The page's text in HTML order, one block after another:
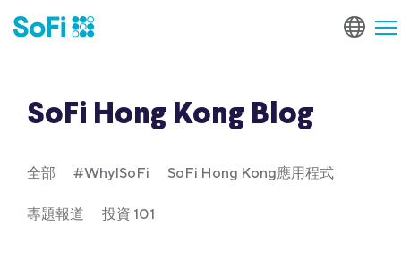
SoFi Hong Kong Blog
全部 #WhyISoFi SoFi Hong Kong應用程式
專題報道 投資 101